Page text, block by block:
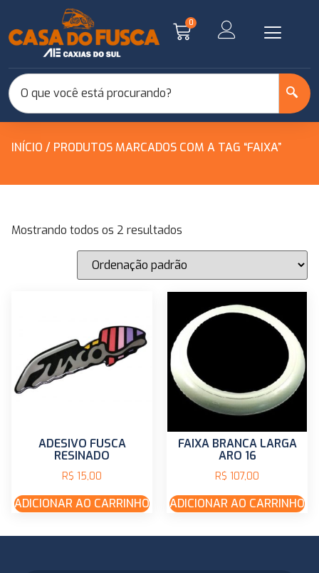
0
INÍCIO / PRODUTOS MARCADOS COM A TAG “FAIXA”
Mostrando todos os 2 resultados
ADESIVO FUSCA
RESINADO
R$ 15,00
ADICIONAR AO CARRINHO
FAIXA BRANCA LARGA
ARO 16
R$ 107,00
ADICIONAR AO CARRINHO